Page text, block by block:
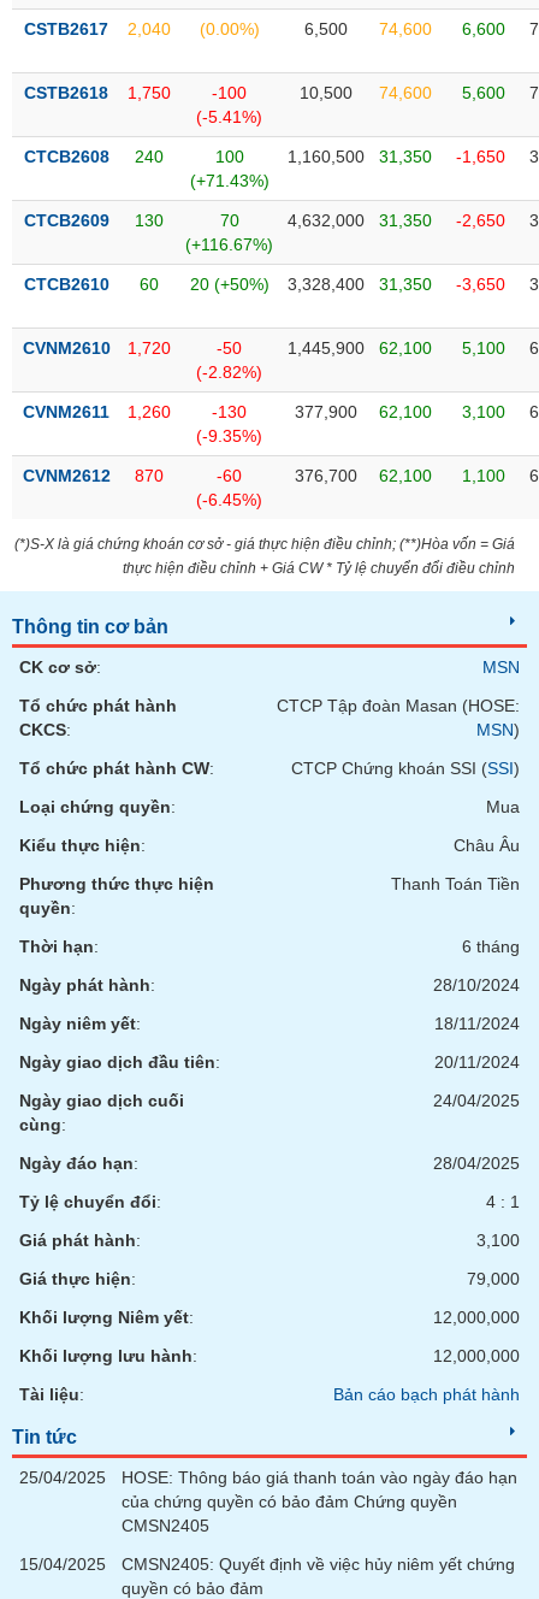
CSTB2617 2,040 (0.00%) 6,500 74,600 6,600
CSTB2618 1,750
-100
(-5.41%)
10,500 74,600 5,600
CTCB2608 240
100
(+71.43%)
1,160,500 31,350 -1,650
CTCB2609 130
70
(+116.67%)
4,632,000 31,350 -2,650
CTCB2610 60 20 (+50%) 3,328,400 31,350 -3,650
CVNM2610 1,720
-50
(-2.82%)
1,445,900 62,100 5,100
CVNM2611 1,260
-130
(-9.35%)
377,900 62,100 3,100
CVNM2612 870
-60
(-6.45%)
376,700 62,100 1,100
(*)S-X là giá chứng khoán cơ sở - giá thực hiện điều chỉnh; (**)Hòa vốn = Giá
thực hiện điều chỉnh + Giá CW * Tỷ lệ chuyển đổi điều chỉnh
Thông tin cơ bản
CK cơ sở:
MSN
Tổ chức phát hành
CKCS:
CTCP Tập đoàn Masan (HOSE:
MSN)
Tổ chức phát hành CW: CTCP Chứng khoán SSI (SSI)
Loại chứng quyền:
Mua
Kiểu thực hiện:
Châu Âu
Phương thức thực hiện
quyền:
Thanh Toán Tiền
Thời hạn:
6 tháng
Ngày phát hành:
28/10/2024
Ngày niêm yết:
18/11/2024
Ngày giao dịch đầu tiên:
20/11/2024
Ngày giao dịch cuối
cùng:
24/04/2025
Ngày đáo hạn:
28/04/2025
Tỷ lệ chuyển đổi:
4 : 1
Giá phát hành:
3,100
Giá thực hiện:
79,000
Khối lượng Niêm yết:
12,000,000
Khối lượng lưu hành:
12,000,000
Tài liệu: Bản cáo bạch phát hành
Tin tức
25/04/2025
HOSE: Thông báo giá thanh toán vào ngày đáo hạn
của chứng quyền có bảo đảm Chứng quyền
CMSN2405
15/04/2025
CMSN2405: Quyết định về việc hủy niêm yết chứng
quyền có bảo đảm
đạo
(-)
Tất cả Người nội bộ Người liên quan Cổ đông lớn
Tin
tức
của
giả
(-)
tích
Thuật
ngữ
Dịch
vụ
Đào
Sách
tài
chính
Công
cụ
tư
Truyền
thông
chính
Dữ